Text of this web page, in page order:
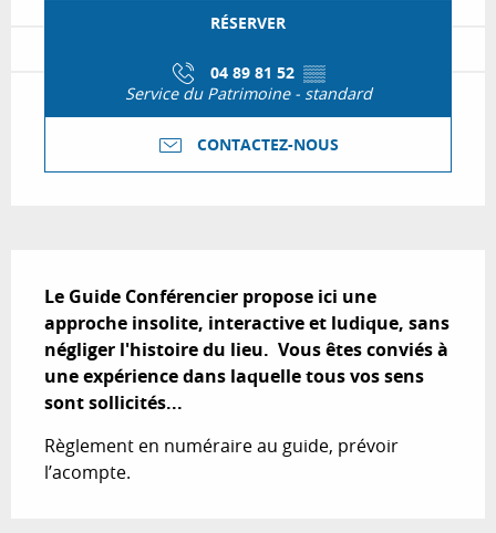
RÉSERVER
04 89 81 52 ▒▒
Service du Patrimoine - standard
CONTACTEZ-NOUS
Le Guide Conférencier propose ici une
approche insolite, interactive et ludique, sans
négliger l'histoire du lieu.  Vous êtes conviés à
une expérience dans laquelle tous vos sens
sont sollicités...
Règlement en numéraire au guide, prévoir
l’acompte.